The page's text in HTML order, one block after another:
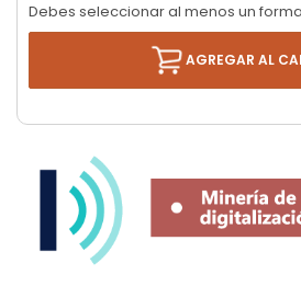
Debes seleccionar al menos un
AGREGAR AL